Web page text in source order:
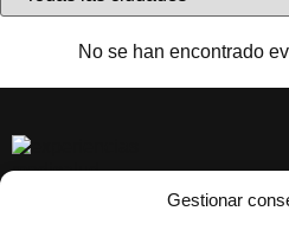
Gestionar
No se han encontrado